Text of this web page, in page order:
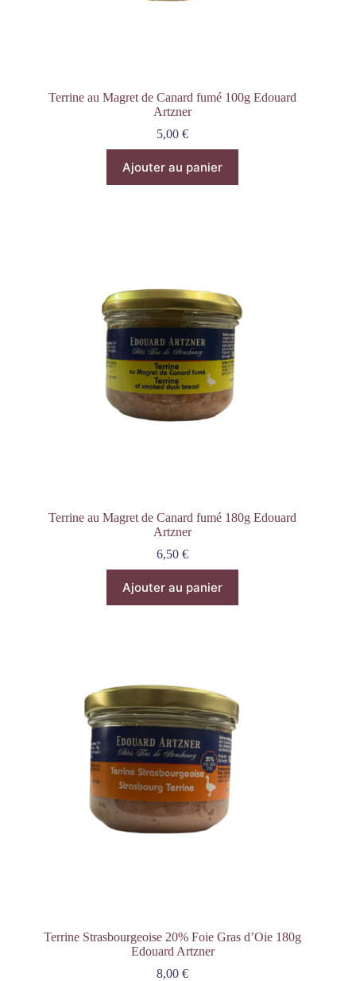
Terrine au Magret de Canard fumé 100g Edouard
Artzner
5,00€
Ajouter au panier
Terrine au Magret de Canard fumé 180g Edouard
Artzner
6,50€
Ajouter au panier
Terrine Strasbourgeoise 20% Foie Gras d’Oie 180g
Edouard Artzner
8,00€